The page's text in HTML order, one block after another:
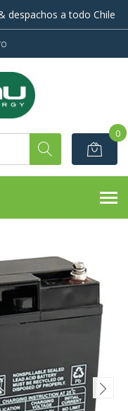
despachos a todo Chile
0